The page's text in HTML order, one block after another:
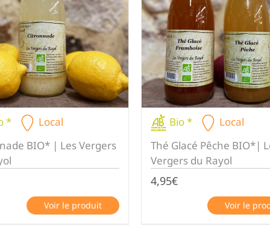
*
Local
BIO* | Les Vergers
Voir le produit
Bio *
Local
Thé Glacé Pêche BIO*|
Vergers du Rayol
4,95€
Voir le